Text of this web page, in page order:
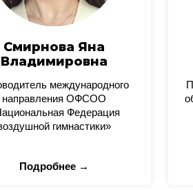
Смирнова Яна
Владимировна
международного
направления ОФСОО
Федерация
гимнастики»
Подробнее →